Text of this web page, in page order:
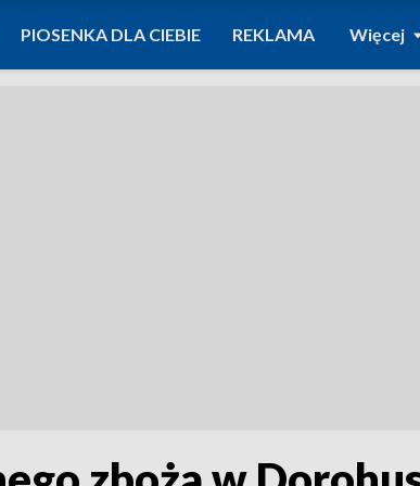
PIOSENKA DLA CIEBIE REKLAMA Więcej